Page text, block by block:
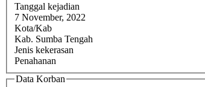
Tanggal kejadian
7 November, 2022
Kota/Kab
Kab. Sumba Tengah
Jenis kekerasan
Penahanan
Data Korban